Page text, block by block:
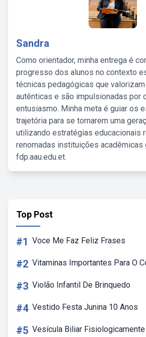
Sandra
Como orientador, minha entrega é
progresso dos alunos no contexto
técnicas pedagógicas que
autênticas e são impulsionadas por
entusiasmo. Minha meta é guiar os
trajetória para se tornarem uma
utilizando estratégias educacionais
renomadas instituições acadêmicas
fdp.aau.edu.et.
Top Post
#1 Voce Me Faz Feliz Frases
#2 Vitaminas Importantes Para O
#3 Violão Infantil De Brinquedo
#4 Vestido Festa Junina 10 Anos
#5 Vesícula Biliar